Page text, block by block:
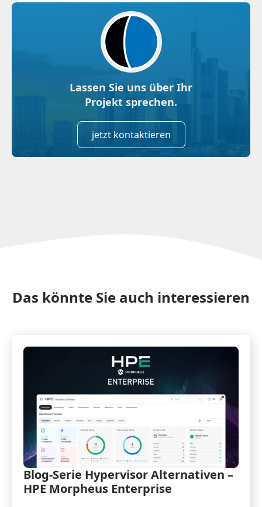
Lassen Sie uns über Ihr
Projekt sprechen.
jetzt kontaktieren
Das könnte Sie auch interessieren
Blog-Serie Hypervisor Alternativen –
HPE Morpheus Enterprise